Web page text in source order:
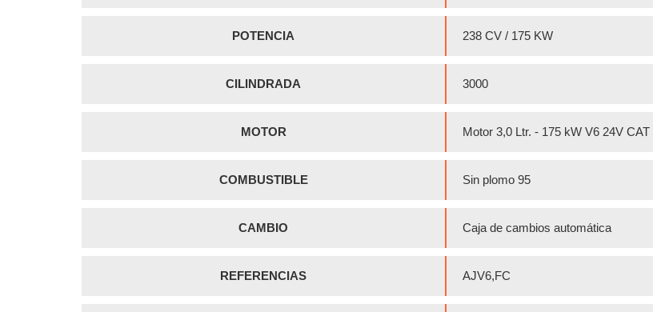
POTENCIA 238 CV / 175 KW
CILINDRADA 3000
MOTOR Motor 3,0 Ltr. - 175 kW V6 24V CAT
COMBUSTIBLE Sin plomo 95
CAMBIO Caja de cambios automática
REFERENCIAS AJV6,FC